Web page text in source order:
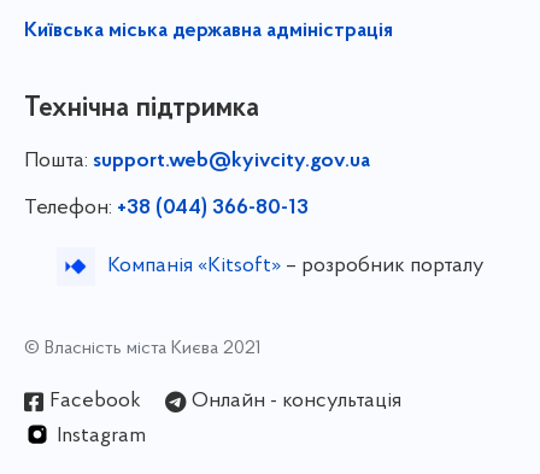
Київська міська державна адміністрація
Технічна підтримка
Пошта: support.web@kyivcity.gov.ua
Телефон: +38 (044) 366-80-13
Компанія «Kitsoft»– розробник порталу
© Власність міста Києва 2021
Facebook
Онлайн - консультація
Instagram